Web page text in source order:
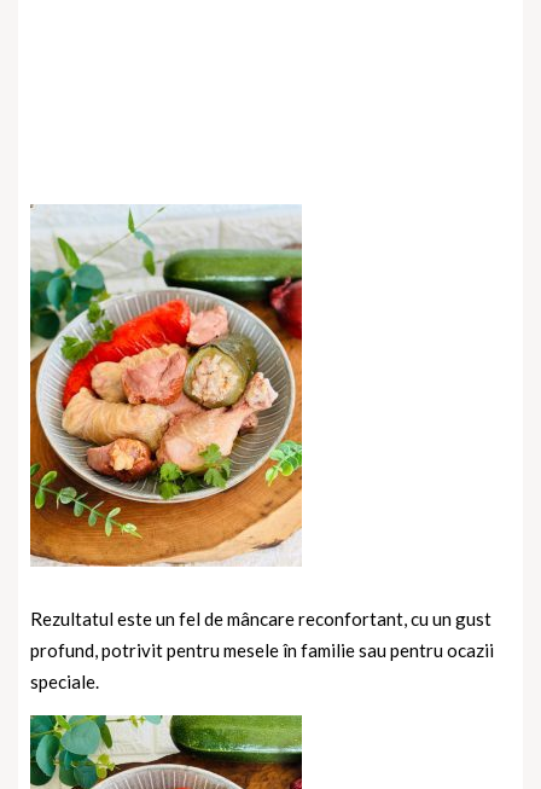
Rezultatul este un fel de mâncare reconfortant, cu un gust
profund, potrivit pentru mesele în familie sau pentru ocazii
speciale.